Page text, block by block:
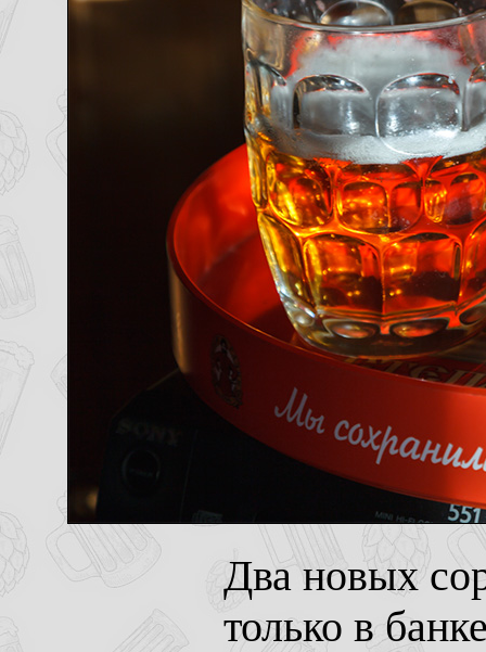
Два новых
только в